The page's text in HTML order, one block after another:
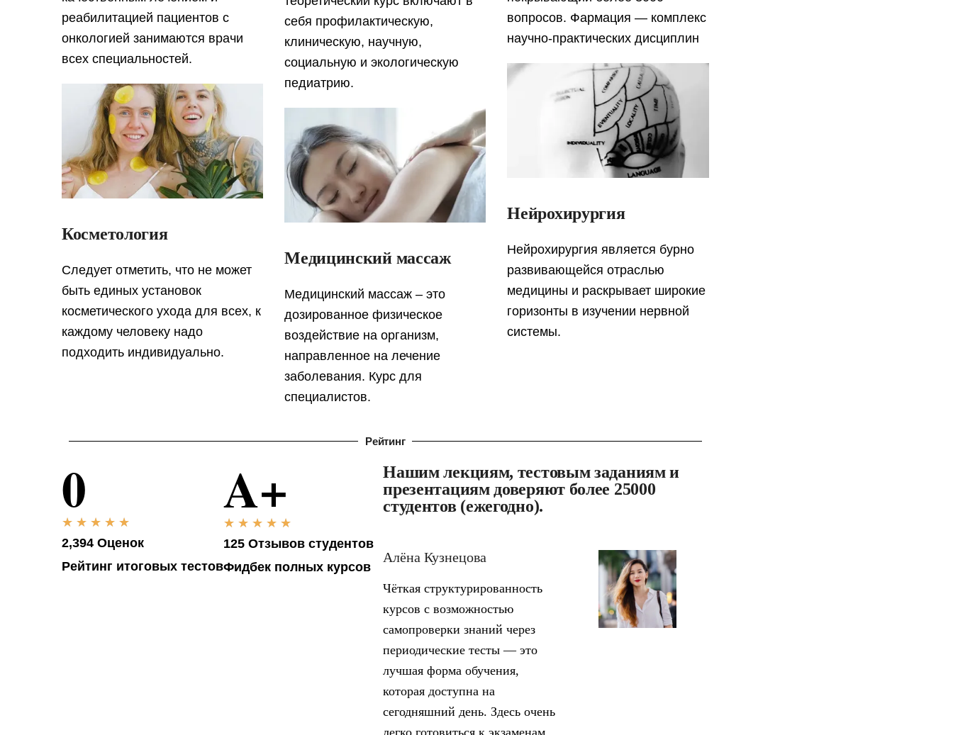
реабилитацией пациентов с
онкологией занимаются врачи
всех специальностей.
Косметология
Cледует отметить, что не может
быть единых установок
косметического ухода для всех, к
каждому человеку надо
подходить индивидуально.
себя профилактическую,
клиническую, научную,
социальную и экологическую
педиатрию.
Медицинский массаж
Медицинский массаж – это
дозированное физическое
воздействие на организм,
направленное на лечение
заболевания. Курс для
специалистов.
вопросов. Фармация — комплекс
научно-практических дисциплин
Нейрохирургия
Нейрохирургия является бурно
развивающейся отраслью
медицины и раскрывает широкие
горизонты в изучении нервной
системы.
Рейтинг
0
★ ★ ★ ★ ★
2,394 Оценок
Рейтинг итоговых тестов
A+
★ ★ ★ ★ ★
125 Отзывов студентов
Фидбек полных курсов
Нашим лекциям, тестовым заданиям и
презентациям доверяют более 25000
студентов (ежегодно).
Алёна Кузнецова
Чёткая структурированность
курсов с возможностью
самопроверки знаний через
периодические тесты — это
лучшая форма обучения,
которая доступна на
сегодняшний день. Здесь очень